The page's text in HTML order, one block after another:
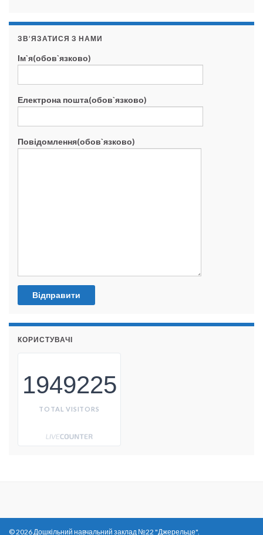
ЗВ’ЯЗАТИСЯ З НАМИ
Ім`я(обов`язково)
Електрона пошта(обов`язково)
Повідомлення(обов`язково)
КОРИСТУВАЧІ
1949225
TOTAL VISITORS
© 2026 Дошкільний навчальний заклад №22 "Джерельце".